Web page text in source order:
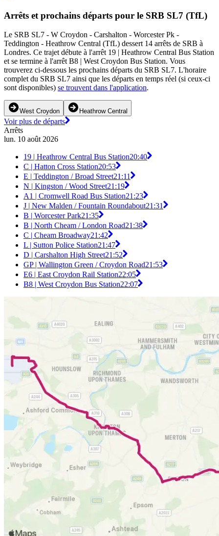
Arrêts et prochains départs pour le SRB SL7 (TfL)
Le SRB SL7 - W Croydon - Carshalton - Worcester Pk -
Teddington - Heathrow Central (TfL) dessert 14 arrêts de SRB à
Londres. Ce trajet débute à l'arrêt 19 | Heathrow Central Bus Station
et se termine à l'arrêt B8 | West Croydon Bus Station. Vous
trouverez ci-dessous les prochains départs du SRB SL7. L'horaire
complet du SRB SL7 ainsi que les départs en temps réel (si ceux-ci
sont disponibles) se trouvent dans l'application.
West Croydon Heathrow Central
Voir plus de départs
Arrêts
lun. 10 août 2026
19 | Heathrow Central Bus Station20:40
C | Hatton Cross Station20:53
E | Teddington / Broad Street21:11
N | Kingston / Wood Street21:19
A1 | Cromwell Road Bus Station21:23
J | New Malden / Fountain Roundabout21:31
B | Worcester Park21:35
B | North Cheam / London Road21:38
C | Cheam Broadway21:42
L | Sutton Police Station21:47
D | Carshalton High Street21:52
GP | Wallington Green / Croydon Road21:53
E6 | East Croydon Rail Station22:05
B8 | West Croydon Bus Station22:07